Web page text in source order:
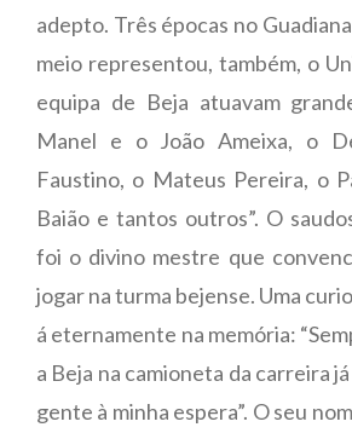
adepto. Três épocas no
meio representou, também, o
equipa de Beja atuavam
Manel e o João Ameixa, o
Faustino, o Mateus Pereira, o
Baião e tantos outros”. O
foi o divino mestre que
jogar na turma bejense. Uma
á eternamente na memória:
a Beja na camioneta da carreira
gente à minha espera”. O seu